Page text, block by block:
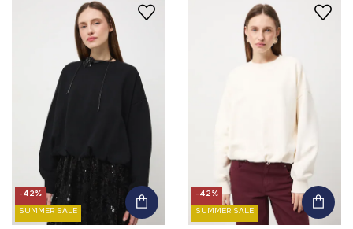
-42%
SUMMER SALE
-42%
SUMMER SALE